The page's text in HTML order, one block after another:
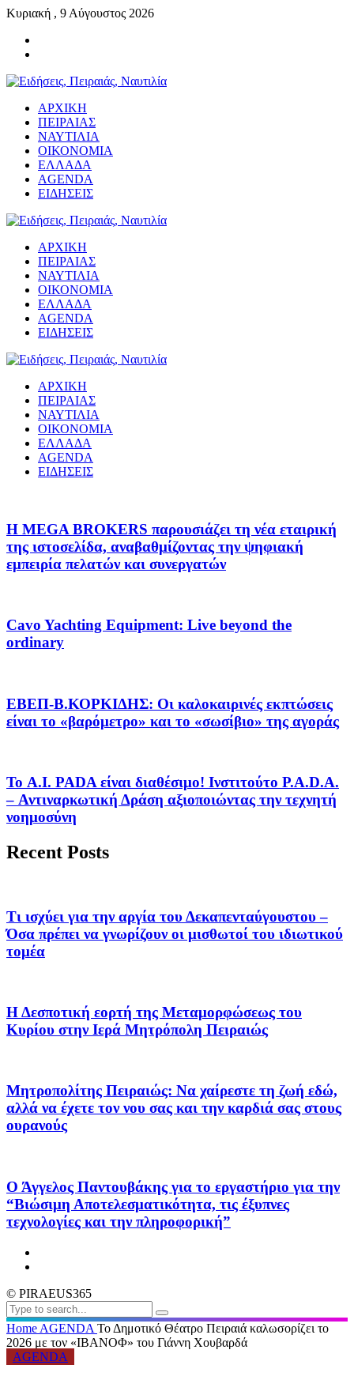
Κυριακή , 9 Αύγουστος 2026
ΑΡΧΙΚΗ
ΠΕΙΡΑΙΑΣ
ΝΑΥΤΙΛΙΑ
ΟΙΚΟΝΟΜΙΑ
ΕΛΛΑΔΑ
AGENDA
ΕΙΔΗΣΕΙΣ
ΑΡΧΙΚΗ
ΠΕΙΡΑΙΑΣ
ΝΑΥΤΙΛΙΑ
ΟΙΚΟΝΟΜΙΑ
ΕΛΛΑΔΑ
AGENDA
ΕΙΔΗΣΕΙΣ
ΑΡΧΙΚΗ
ΠΕΙΡΑΙΑΣ
ΝΑΥΤΙΛΙΑ
ΟΙΚΟΝΟΜΙΑ
ΕΛΛΑΔΑ
AGENDA
ΕΙΔΗΣΕΙΣ
Η MEGA BROKERS παρουσιάζει τη νέα εταιρική
της ιστοσελίδα, αναβαθμίζοντας την ψηφιακή
εμπειρία πελατών και συνεργατών
Cavo Yachting Equipment: Live beyond the
ordinary
EΒΕΠ-Β.ΚΟΡΚΙΔΗΣ: Οι καλοκαιρινές εκπτώσεις
είναι το «βαρόμετρο» και το «σωσίβιο» της αγοράς
Το A.I. PADA είναι διαθέσιμο! Ινστιτούτο P.A.D.A.
– Αντιναρκωτική Δράση αξιοποιώντας την τεχνητή
νοημοσύνη
Recent Posts
Τι ισχύει για την αργία του Δεκαπενταύγουστου –
Όσα πρέπει να γνωρίζουν οι μισθωτοί του ιδιωτικού
τομέα
Η Δεσποτική εορτή της Μεταμορφώσεως του
Κυρίου στην Ιερά Μητρόπολη Πειραιώς
Μητροπολίτης Πειραιώς: Να χαίρεστε τη ζωή εδώ,
αλλά να έχετε τον νου σας και την καρδιά σας στους
ουρανούς
Ο Άγγελος Παντουβάκης για το εργαστήριο για την
“Βιώσιμη Αποτελεσματικότητα, τις έξυπνες
τεχνολογίες και την πληροφορική”
© PIRAEUS365
Home AGENDA Το Δημοτικό Θέατρο Πειραιά καλωσορίζει το
2026 με τον «ΙΒΑΝΟΦ» του Γιάννη Χουβαρδά
AGENDA